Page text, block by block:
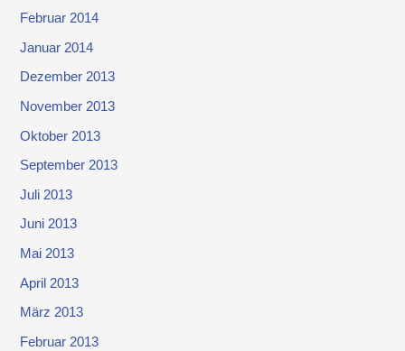
Februar 2014
Januar 2014
Dezember 2013
November 2013
Oktober 2013
September 2013
Juli 2013
Juni 2013
Mai 2013
April 2013
März 2013
Februar 2013